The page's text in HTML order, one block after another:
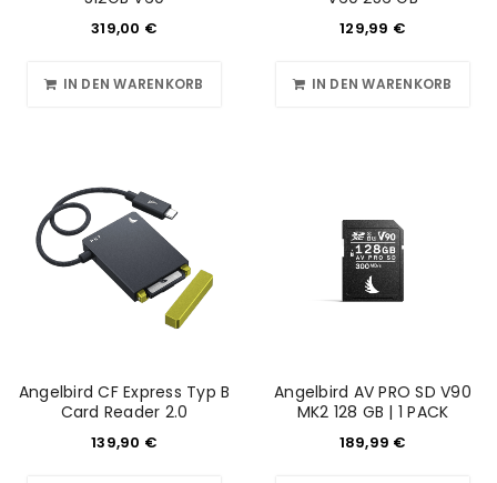
319,00 €
IN DEN WARENKORB
129,99 €
IN DEN WARENKORB
Angelbird CF Express Typ B
Card Reader 2.0
139,90 €
Angelbird AV PRO SD V90
MK2 128 GB | 1 PACK
189,99 €